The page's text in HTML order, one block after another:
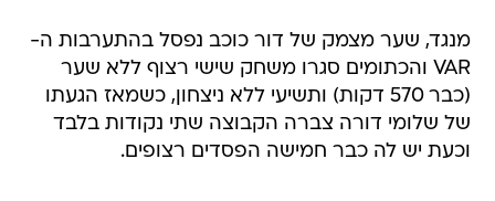
מנגד, שער מצמק של דור כוכב נפסל בהתערבות ה-
VAR והכתומים סגרו משחק שישי רצוף ללא שער
(כבר 570 דקות) ותשיעי ללא ניצחון, כשמאז הגעתו
של שלומי דורה צברה הקבוצה שתי נקודות בלבד
וכעת יש לה כבר חמישה הפסדים רצופים.